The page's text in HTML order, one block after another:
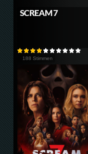
SCREAM 7
188 Stimmen